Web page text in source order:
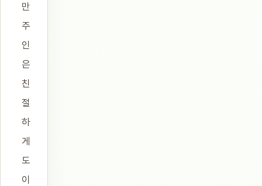
만
주
인
은
친
절
하
게
도
이